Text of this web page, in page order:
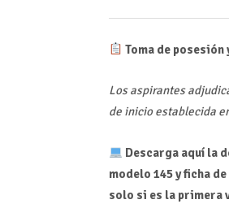
Toma de
Los aspirantes
de inicio establecida
Descarga aquí la
modelo 145 y ficha
solo si es la primera